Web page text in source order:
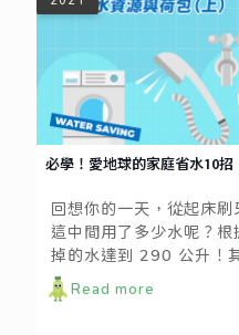
必學！愛地球的家庭省水10招
回想你的一天，從起床刷
這中間用了多少水呢？
掉的水達到 290 公升！
廁50公升、洗衣50公升
Read more